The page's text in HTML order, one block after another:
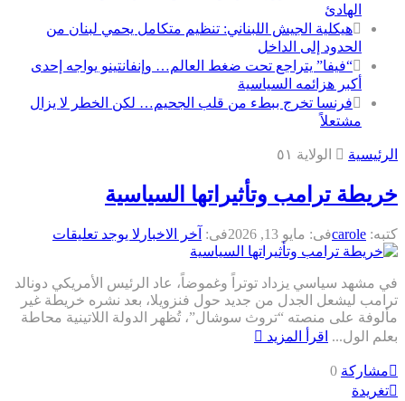
الهادئ
هيكلية الجيش اللبناني: تنظيم متكامل يحمي لبنان من
الحدود إلى الداخل
“فيفا” يتراجع تحت ضغط العالم… وإنفانتينو يواجه إحدى
أكبر هزائمه السياسية
فرنسا تخرج ببطء من قلب الجحيم… لكن الخطر لا يزال
مشتعلاً
الرئيسية الولاية ٥۱
خريطة ترامب وتأثيراتها السياسية
كتبه: caroleفى: مايو 13, 2026 فى: آخر الاخبار لا يوجد تعليقات
في مشهد سياسي يزداد توتراً وغموضاً، عاد الرئيس الأمريكي دونالد
ترامب ليشعل الجدل من جديد حول فنزويلا، بعد نشره خريطة غير
مألوفة على منصته “تروث سوشال”، تُظهر الدولة اللاتينية محاطة
بعلم الول... اقرأ المزيد
مشاركة 0
تغريدة